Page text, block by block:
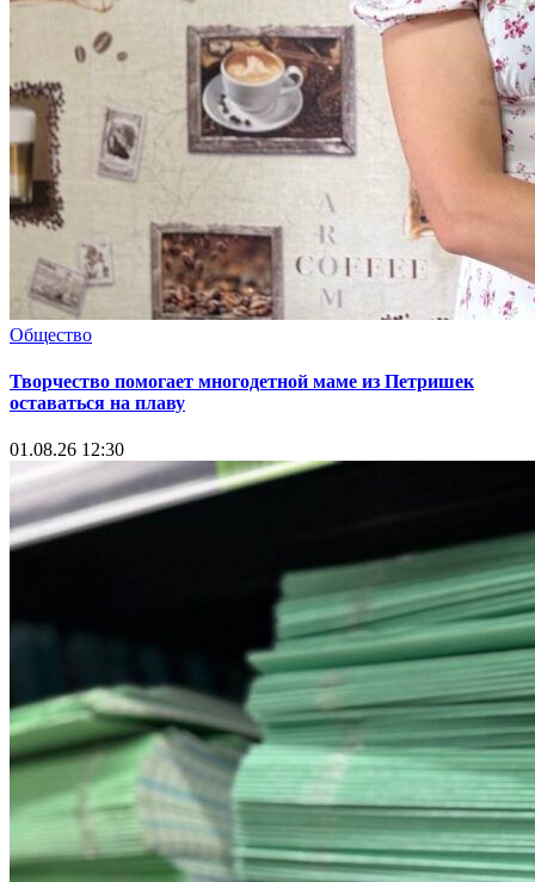
Общество
Творчество помогает многодетной маме из Петришек
оставаться на плаву
01.08.26 12:30